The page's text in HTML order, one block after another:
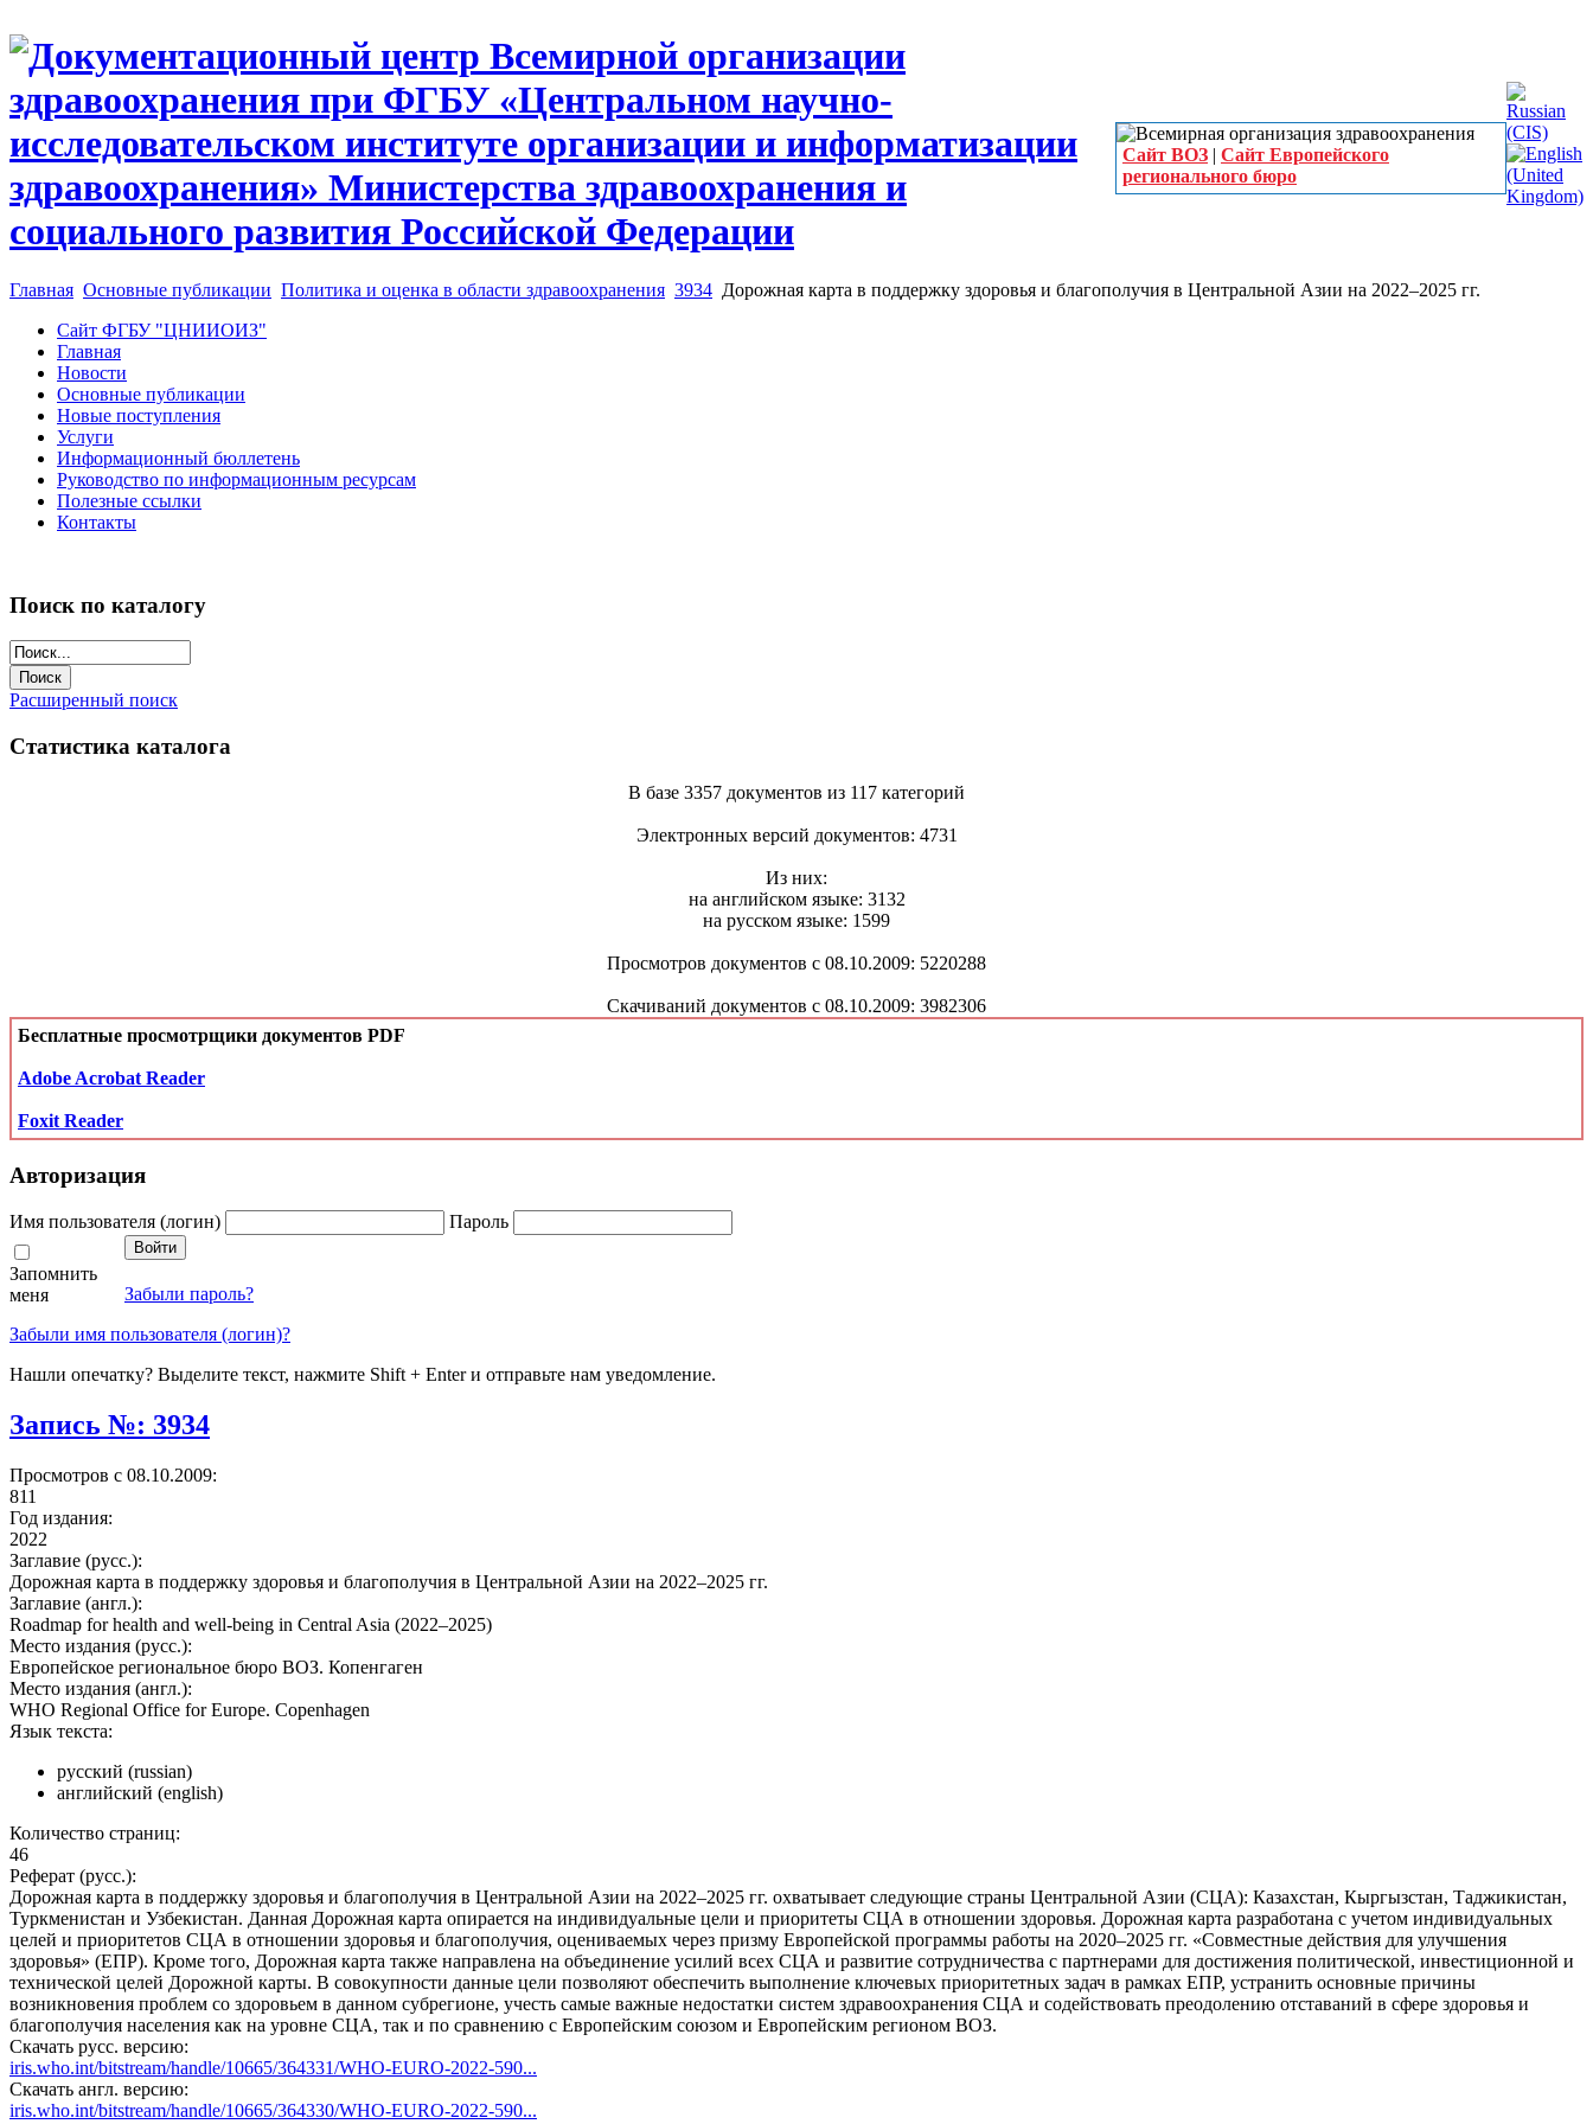
Сайт ВОЗ | Сайт Европейского
регионального бюро
Главная Основные публикации Политика и оценка в области здравоохранения 3934 Дорожная карта в поддержку здоровья и благополучия в Центральной Азии на 2022–2025 гг.
Сайт ФГБУ "ЦНИИОИЗ"
Главная
Новости
Основные публикации
Новые поступления
Услуги
Информационный бюллетень
Руководство по информационным ресурсам
Полезные ссылки
Контакты
Поиск по каталогу
Расширенный поиск
Статистика каталога
В базе 3357 документов из 117 категорий
Электронных версий документов: 4731
Из них:
на английском языке: 3132
на русском языке: 1599
Просмотров документов с 08.10.2009: 5220288
Скачиваний документов с 08.10.2009: 3982306
Бесплатные просмотрщики документов PDF
Adobe Acrobat Reader
Foxit Reader
Авторизация
Имя пользователя (логин) Пароль
Запомнить
меня
Забыли пароль?
Забыли имя пользователя (логин)?
Нашли опечатку? Выделите текст, нажмите Shift + Enter и отправьте нам уведомление.
Запись №: 3934
Просмотров с 08.10.2009:
811
Год издания:
2022
Заглавие (русс.):
Дорожная карта в поддержку здоровья и благополучия в Центральной Азии на 2022–2025 гг.
Заглавие (англ.):
Roadmap for health and well-being in Central Asia (‎2022–2025)
Место издания (русс.):
Европейское региональное бюро ВОЗ. Копенгаген
Место издания (англ.):
WHO Regional Office for Europe. Copenhagen
Язык текста:
русский (russian)
английский (english)
Количество страниц:
46
Реферат (русс.):
Дорожная карта в поддержку здоровья и благополучия в Центральной Азии на 2022–2025 гг. охватывает следующие страны Центральной Азии (‎СЦА)‎: Казахстан, Кыргызстан, Таджикистан,
Туркменистан и Узбекистан. Данная Дорожная карта опирается на индивидуальные цели и приоритеты СЦА в отношении здоровья. Дорожная карта разработана с учетом индивидуальных
целей и приоритетов СЦА в отношении здоровья и благополучия, оцениваемых через призму Европейской программы работы на 2020–2025 гг. «Совместные действия для улучшения
здоровья» (‎ЕПР)‎. Кроме того, Дорожная карта также направлена на объединение усилий всех СЦА и развитие сотрудничества с партнерами для достижения политической, инвестиционной и
технической целей Дорожной карты. В совокупности данные цели позволяют обеспечить выполнение ключевых приоритетных задач в рамках ЕПР, устранить основные причины
возникновения проблем со здоровьем в данном субрегионе, учесть самые важные недостатки систем здравоохранения СЦА и содействовать преодолению отставаний в сфере здоровья и
благополучия населения как на уровне СЦА, так и по сравнению с Европейским союзом и Европейским регионом ВОЗ.
Скачать русс. версию:
iris.who.int/bitstream/handle/10665/364331/WHO-EURO-2022-590...
Скачать англ. версию:
iris.who.int/bitstream/handle/10665/364330/WHO-EURO-2022-590...